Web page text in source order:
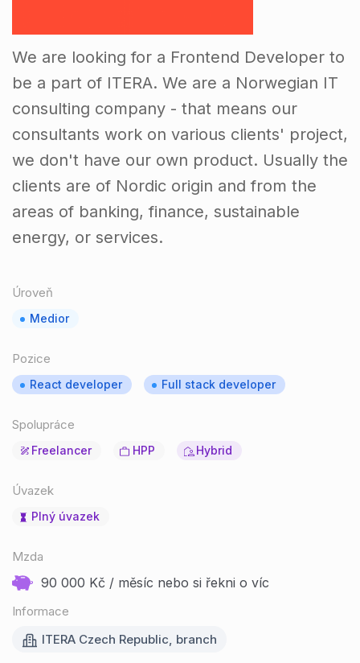
We are looking for a Frontend Developer to
be a part of ITERA. We are a Norwegian IT
consulting company - that means our
consultants work on various clients' project,
we don't have our own product. Usually the
clients are of Nordic origin and from the
areas of banking, finance, sustainable
energy, or services.
Úroveň
Medior
Pozice
React developer Full stack developer
Spolupráce
Freelancer HPP Hybrid
Úvazek
Plný úvazek
Mzda
90 000 Kč / měsíc nebo si řekni o víc
Informace
ITERA Czech Republic, branch